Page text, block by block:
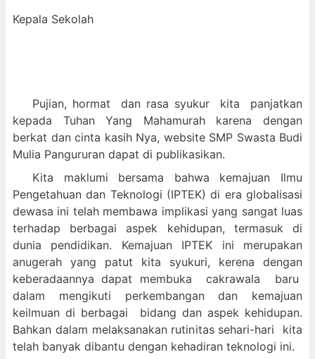
Kepala Sekolah
Pujian, hormat dan rasa syukur kita panjatkan
kepada Tuhan Yang Mahamurah karena dengan
berkat dan cinta kasih Nya, website SMP Swasta Budi
Mulia Pangururan dapat di publikasikan.
Kita maklumi bersama bahwa kemajuan Ilmu
Pengetahuan dan Teknologi (IPTEK) di era globalisasi
dewasa ini telah membawa implikasi yang sangat luas
terhadap berbagai aspek kehidupan, termasuk di
dunia pendidikan. Kemajuan IPTEK ini merupakan
anugerah yang patut kita syukuri, kerena dengan
keberadaannya dapat membuka cakrawala baru
dalam mengikuti perkembangan dan kemajuan
keilmuan di berbagai bidang dan aspek kehidupan.
Bahkan dalam melaksanakan rutinitas sehari-hari kita
telah banyak dibantu dengan kehadiran teknologi ini.